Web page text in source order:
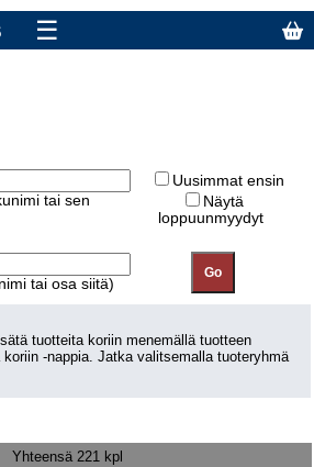
☰
tai sen
Uusimmat ensin
Näytä
loppuunmyydyt
tai osa siitä)
tuotteita koriin menemällä tuotteen
-nappia. Jatka valitsemalla tuoteryhmä
Yhteensä 221 kpl